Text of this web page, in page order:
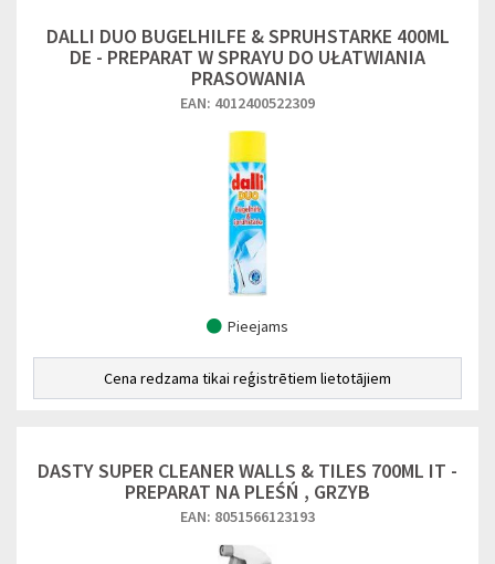
DALLI DUO BUGELHILFE & SPRUHSTARKE 400ML
DE - PREPARAT W SPRAYU DO UŁATWIANIA
PRASOWANIA
EAN: 4012400522309
Pieejams
Cena redzama tikai reģistrētiem lietotājiem
DASTY SUPER CLEANER WALLS & TILES 700ML IT -
PREPARAT NA PLEŚŃ , GRZYB
EAN: 8051566123193